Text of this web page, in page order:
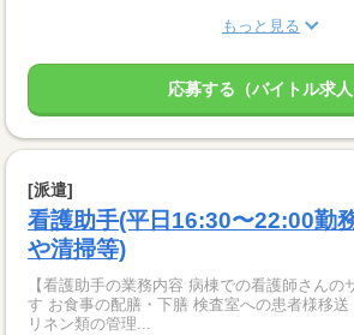
もっと見る
応募する（バイトル求人
[派遣]
看護助手(平日16:30〜22:00勤
や清掃等)
【看護助手の業務内容 病棟での看護師さんの
す お食事の配膳・下膳 検査室への患者様移
リネン類の管理...